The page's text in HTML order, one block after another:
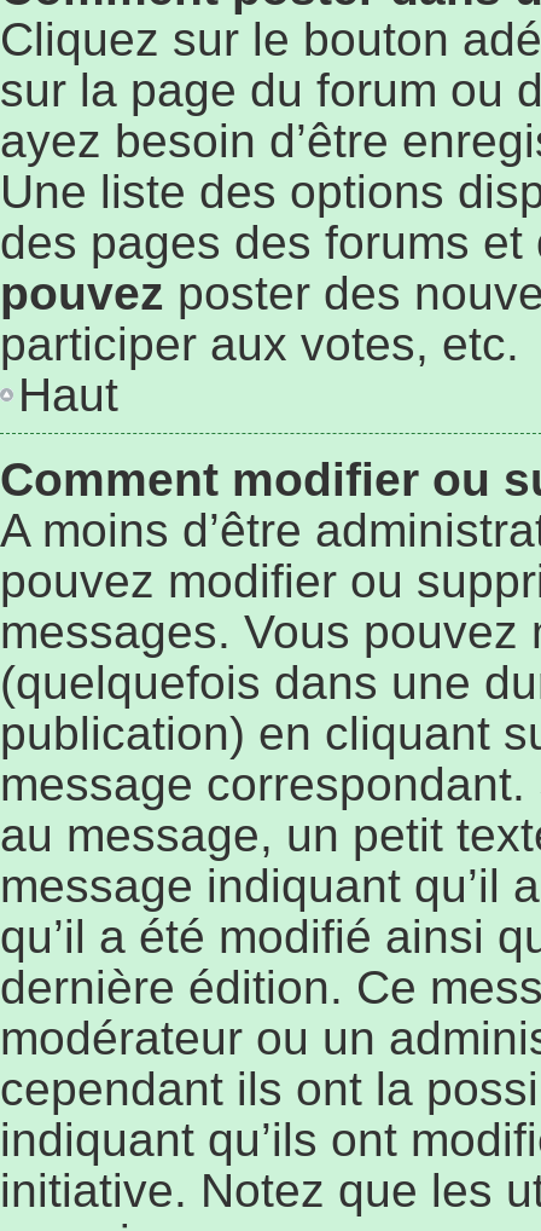
Cliquez sur le bouton
sur la page du forum ou
ayez besoin d’être
Une liste des options
des pages des forums
pouvez poster des
participer aux votes, etc.
Haut
Comment modifier ou
A moins d’être
pouvez modifier ou
messages. Vous pouvez
(quelquefois dans une
publication) en cliquant
message
au message, un petit
message indiquant qu’il
qu’il a été modifié ainsi
dernière édition. Ce
modérateur ou un
cependant ils ont la
indiquant qu’ils ont
initiative. Notez que les